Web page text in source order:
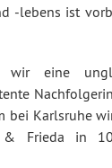
-lebens ist
eine
bei Karlsruhe
Frieda in